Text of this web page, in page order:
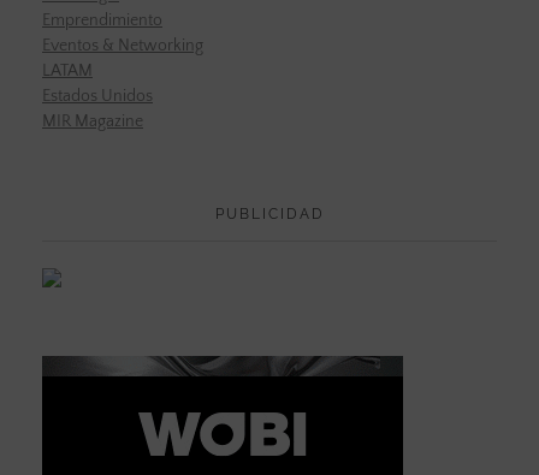
Emprendimiento
Eventos & Networking
LATAM
Estados Unidos
MIR Magazine
PUBLICIDAD